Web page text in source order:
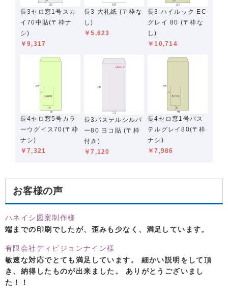
長3セロ窓1号スカ
イ70中貼(〒枠ナ
シ)
￥9,317
長3 大礼紙 (〒枠な
し)
￥5,623
長3 ハイルック EC
グレイ 80 (〒枠な
し)
￥10,714
長4セロ窓5号カラ
ーウグイス70(〒枠
ナシ)
￥7,321
長3パステルシルバ
ー80 ヨコ貼 (〒枠
付き)
￥7,120
長4セロ窓1号パス
テルグレイ80(〒枠
ナシ)
￥7,986
お客様の声
ハネイシ図案制作様
端までの印刷でしたが、歪みも少なく、満足しています。
有限会社ディビジョンナイン様
敏速な対応でとても満足しています。 細かい説明をして頂
き、納得したものが出来ました。 ありがとうございまし
た！！